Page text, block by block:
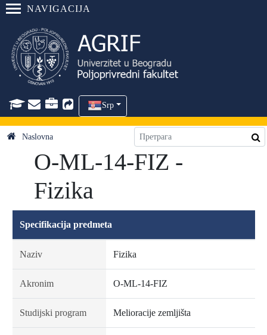
NAVIGACIJA
Srp
Naslovna
O-ML-14-FIZ -
Fizika
Specifikacija predmeta
Naziv Fizika
Akronim O-ML-14-FIZ
Studijski program Melioracije zemljišta